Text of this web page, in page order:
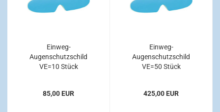
Einweg-
Augenschutzschild
VE=10 Stück
85,00 EUR
Einweg-
Augenschutzschild
VE=50 Stück
425,00 EUR